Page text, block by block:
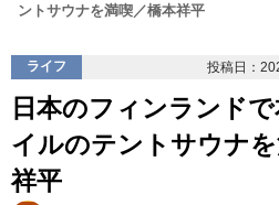
ントサウナを満喫／橋本祥平
ライフ 投稿日：
日本のフィンランド
イルのテントサウナ
祥平